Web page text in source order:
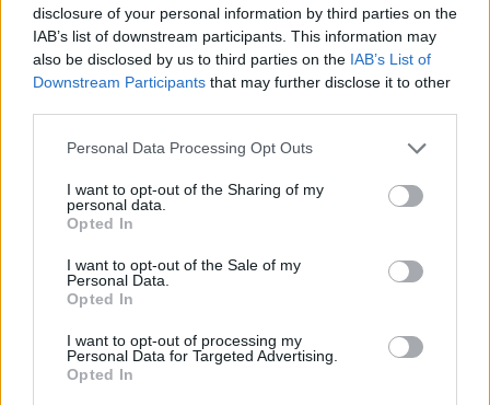
disclosure of your personal information by third parties on the
IAB’s list of downstream participants. This information may
also be disclosed by us to third parties on the IAB’s List of
Downstream Participants that may further disclose it to other
Personal Data Processing Opt Outs
I want to opt-out of the Sharing of my
personal data.
Opted In
I want to opt-out of the Sale of my
Personal Data.
Opted In
I want to opt-out of processing my
Personal Data for Targeted Advertising.
Opted In
Semáforos